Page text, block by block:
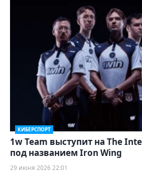
КИБЕРСПОРТ
1w Team выступит на The
под названием Iron Wing
29 июня 2026 22:01